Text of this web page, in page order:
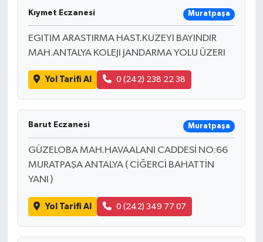
Kıymet Eczanesi Muratpaşa
EGITIM ARASTIRMA HAST.KUZEYI BAYINDIR
MAH.ANTALYA KOLEJI JANDARMA YOLU ÜZERI
Yol Tarifi Al 0 (242) 238 22 38
Barut Eczanesi Muratpaşa
GÜZELOBA MAH.HAVAALANI CADDESİ NO:66
MURATPAŞA ANTALYA ( CİĞERCİ BAHATTİN
YANI )
Yol Tarifi Al 0 (242) 349 77 07